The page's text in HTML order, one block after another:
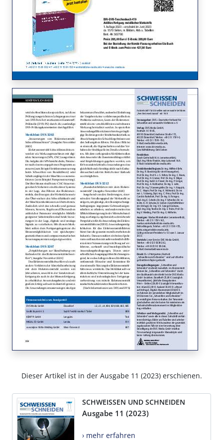
Dieser Artikel ist in der Ausgabe 11 (2023) erschienen.
SCHWEISSEN UND SCHNEIDEN
Ausgabe 11 (2023)
› mehr erfahren